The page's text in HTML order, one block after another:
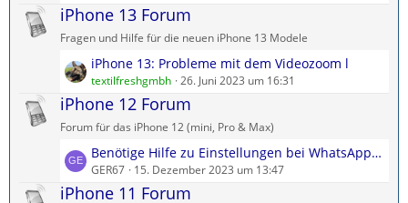
g
e
e
i
r
ä
g
e
t
t
e
B
e
i
r
ä
g
iPhone 13 Forum
Fragen und Hilfe für die neuen iPhone 13 Modele
L
e
t
t
e
B
e
iPhone 13: Probleme mit dem Videozoom l
textilfreshgmbh 26. Juni 2023 um 16:31
iPhone 12 Forum
Forum für das iPhone 12 (mini, Pro & Max)
L
e
t
Benötige Hilfe zu Einstellungen bei WhatsApp Aktuelles
GER67 15. Dezember 2023 um 13:47
iPhone 11 Forum